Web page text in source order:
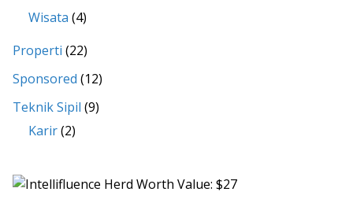
Wisata (4)
Properti (22)
Sponsored (12)
Teknik Sipil (9)
Karir(2)